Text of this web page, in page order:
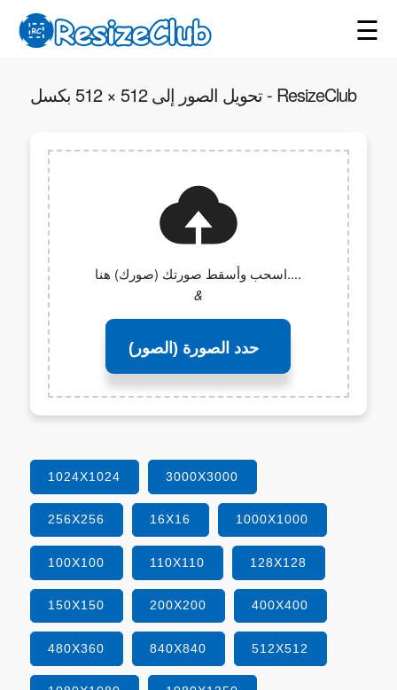
☰
تحويل الصور إلى 512 × 512 بكسل - ResizeClub
اسحب وأسقط صورتك (صورك) هنا....
&
حدد الصورة (الصور)
1024X1024 3000X3000
256X256 16X16 1000X1000
100X100 110X110 128X128
150X150 200X200 400X400
480X360 840X840 512X512